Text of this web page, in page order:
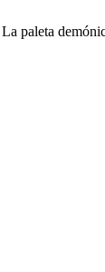
paleta